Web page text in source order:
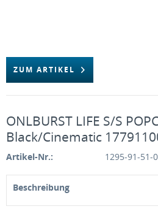
ZUM ARTIKEL
ONLBURST LIFE S/S
Black/Cinematic
Artikel-Nr.: 1295-91-51-
Beschreibung